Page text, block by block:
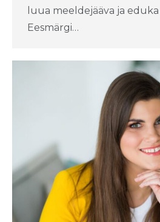
luua meeldejääva ja eduka
Eesmärgi…